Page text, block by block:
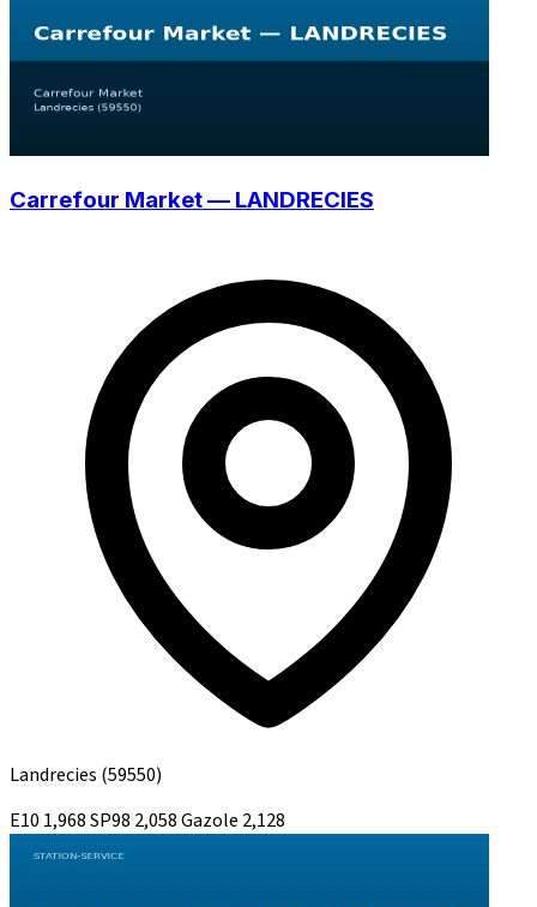
Carrefour Market — LANDRECIES
Landrecies (59550)
E10 1,968SP98 2,058Gazole 2,128